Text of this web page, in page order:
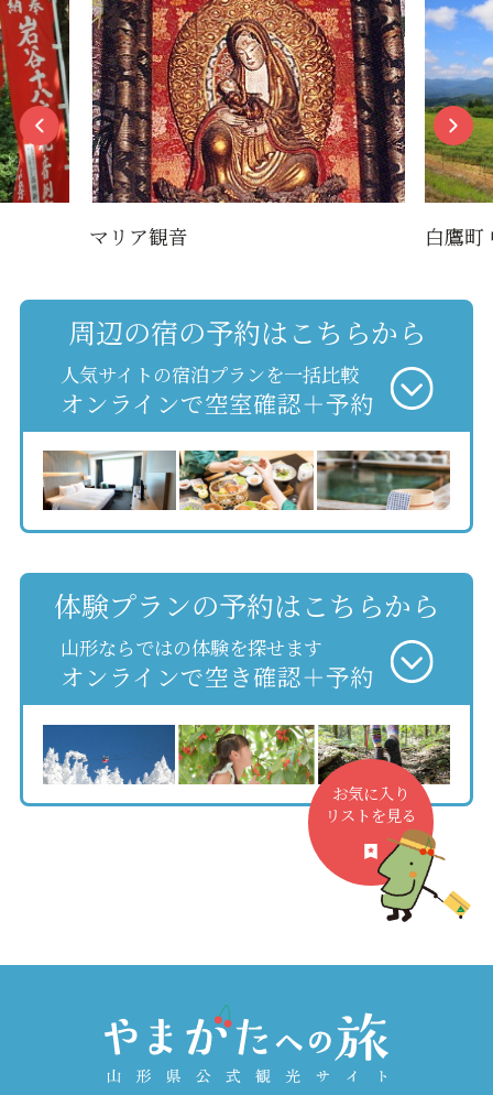
マリア観音 白鷹町
周辺の宿の予約はこちらから
人気サイトの宿泊プランを一括比較
オンラインで空室確認＋予約
体験プランの予約はこちらから
山形ならではの体験を探せます
オンラインで空き確認＋予約
お気に入り
リストを見る